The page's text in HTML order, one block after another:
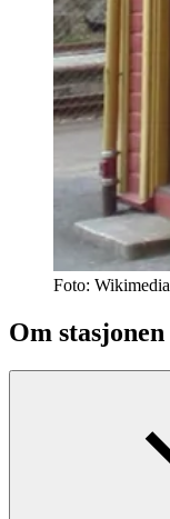
Foto: Wikimedia
Om stasjonen